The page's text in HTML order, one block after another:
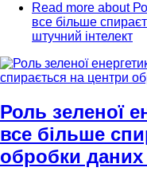
Read more about
все більше
штучний інтелект
Роль зеленої
все більше
обробки даних